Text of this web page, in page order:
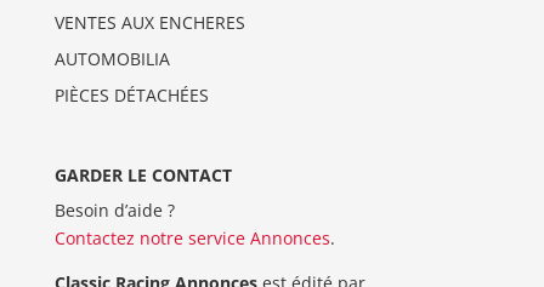
VENTES AUX ENCHERES
AUTOMOBILIA
PIÈCES DÉTACHÉES
GARDER LE CONTACT
Besoin d’aide ?
Contactez notre service Annonces.